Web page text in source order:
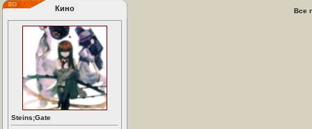
Кино
Steins;Gate
Все